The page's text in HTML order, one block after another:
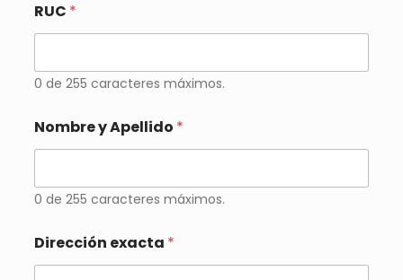
RUC *
0 de 255 caracteres máximos.
Nombre y Apellido *
0 de 255 caracteres máximos.
Dirección exacta *